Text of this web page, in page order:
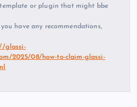
or plugin that might bbe
have any recommendations,
glassi-
2025/08/how-to-claim-glassi-